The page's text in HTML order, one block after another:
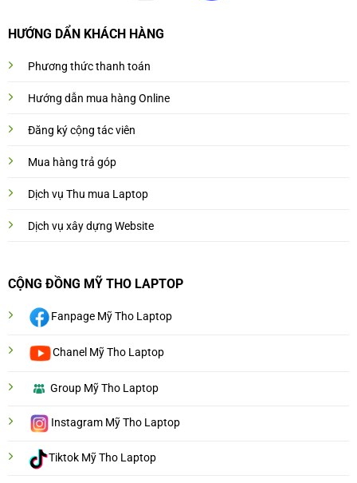
HƯỚNG DẨN KHÁCH HÀNG
Phương thức thanh toán
Hướng dẫn mua hàng Online
Đăng ký cộng tác viên
Mua hàng trả góp
Dịch vụ Thu mua Laptop
Dịch vụ xây dựng Website
CỘNG ĐỒNG MỸ THO LAPTOP
Fanpage Mỹ Tho Laptop
Chanel Mỹ Tho Laptop
Group Mỹ Tho Laptop
Instagram Mỹ Tho Laptop
Tiktok Mỹ Tho Laptop